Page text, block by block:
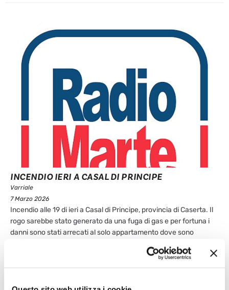
INCENDIO IERI A CASAL DI PRINCIPE
Varriale
7 Marzo 2026
Incendio alle 19 di ieri a Casal di Principe, provincia di Caserta. Il
rogo sarebbe stato generato da una fuga di gas e per fortuna i
danni sono stati arrecati al solo appartamento dove sono
Leggi articolo